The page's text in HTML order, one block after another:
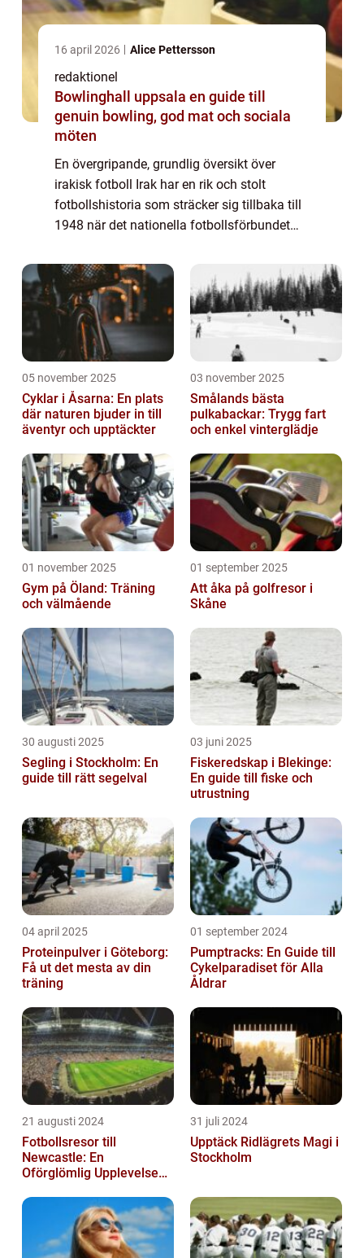
16 april 2026 Alice Pettersson
redaktionel
Bowlinghall uppsala en guide till
genuin bowling, god mat och sociala
möten
En övergripande, grundlig översikt över
irakisk fotboll Irak har en rik och stolt
fotbollshistoria som sträcker sig tillbaka till
1948 när det nationella fotbollsförbundet
vuxit och blivit en viktig del av la...
05 november 2025
Cyklar i Åsarna: En plats
där naturen bjuder in till
äventyr och upptäckter
03 november 2025
Smålands bästa
pulkabackar: Trygg fart
och enkel vinterglädje
01 november 2025
Gym på Öland: Träning
och välmående
01 september 2025
Att åka på golfresor i
Skåne
30 augusti 2025
Segling i Stockholm: En
guide till rätt segelval
03 juni 2025
Fiskeredskap i Blekinge:
En guide till fiske och
utrustning
04 april 2025
Proteinpulver i Göteborg:
Få ut det mesta av din
träning
01 september 2024
Pumptracks: En Guide till
Cykelparadiset för Alla
Åldrar
21 augusti 2024
Fotbollsresor till
Newcastle: En
Oförglömlig Upplevelse
31 juli 2024
Upptäck Ridlägrets Magi i
Stockholm